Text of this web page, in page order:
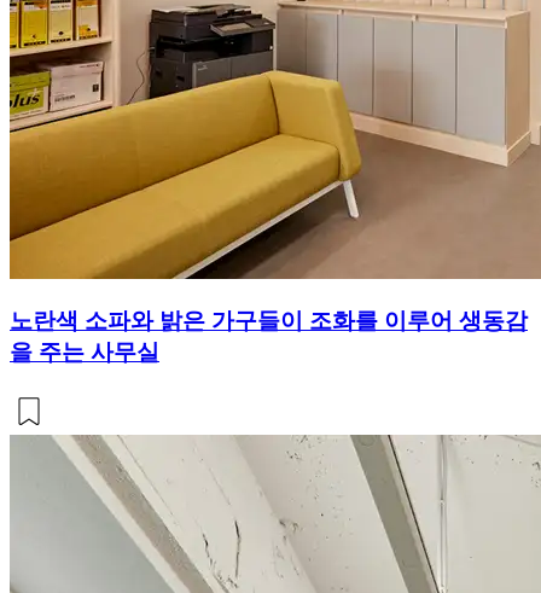
노란색 소파와 밝은 가구들이 조화를 이루어 생동감
을 주는 사무실